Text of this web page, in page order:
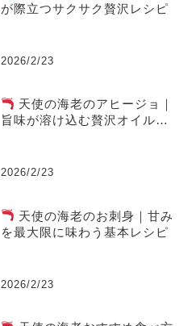
が際立つサクサク贅沢レシピ
2026/2/23
天使の海老のアヒージョ｜
旨味が溶け込む贅沢オイル料
2026/2/23
天使の海老のお刺身｜甘み
を最大限に味わう基本レシピ
2026/2/23